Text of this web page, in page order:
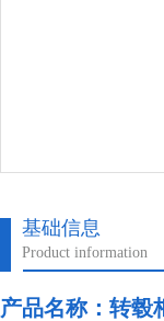
基础信息
Product information
产品名称：转毂